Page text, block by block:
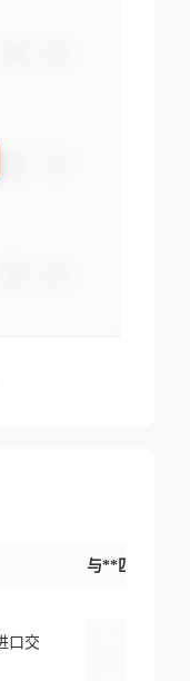
与**匹配交易
口交